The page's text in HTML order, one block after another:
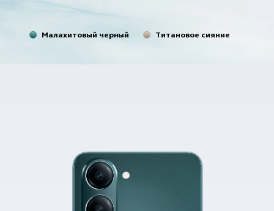
Малахитовый черный Титановое сияние